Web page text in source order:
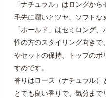
「ナチュラル」はロングか
毛先に潤いとツヤ、ソフトな
「ホールド」はセミロング
性の方のスタイリング向きで
やセットの保持、トップのボ
すめです。
香りはローズ（ナチュラル）
とても良い香りで、気分まで